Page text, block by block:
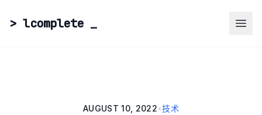
> lcomplete _
AUGUST 10, 2022•技术